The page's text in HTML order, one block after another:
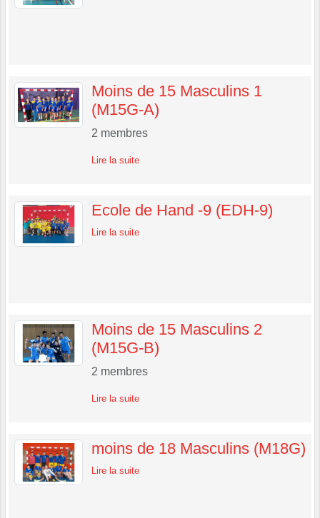
Moins de 15 Masculins 1
(M15G-A)
2 membres
Lire la suite
Ecole de Hand -9 (EDH-9)
Lire la suite
Moins de 15 Masculins 2
(M15G-B)
2 membres
Lire la suite
moins de 18 Masculins (M18G)
Lire la suite